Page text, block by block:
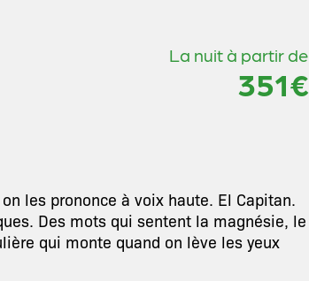
La nuit à partir de
351€
les prononce à voix haute. El Capitan.
Des mots qui sentent la magnésie, le
qui monte quand on lève les yeux